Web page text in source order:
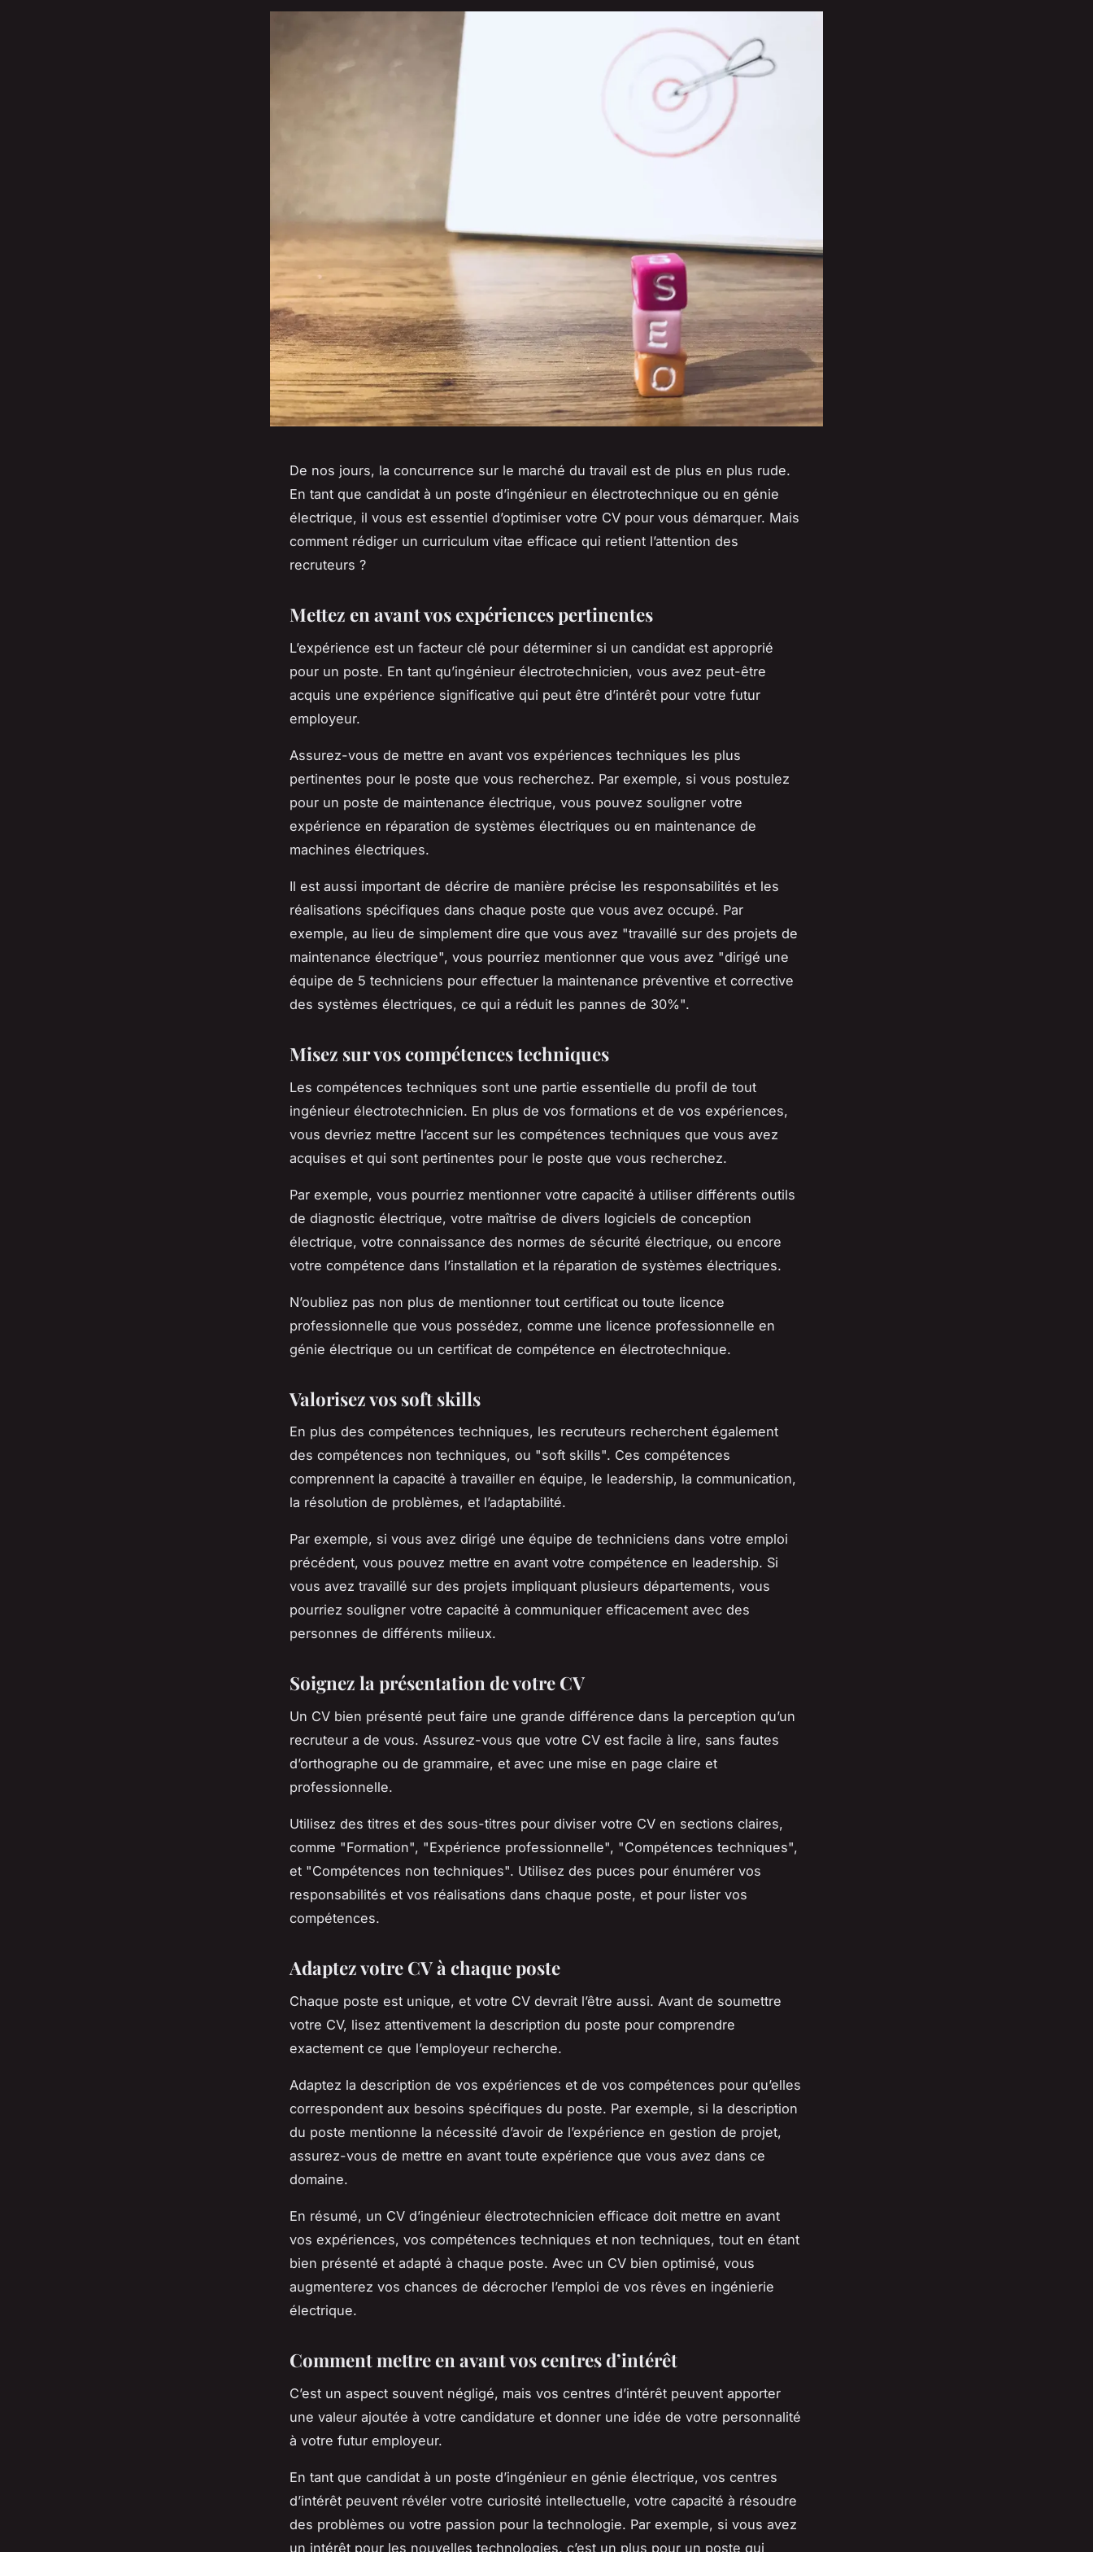
De nos jours, la concurrence sur le marché du travail est de plus en plus rude.
En tant que candidat à un poste d’ingénieur en électrotechnique ou en génie
électrique, il vous est essentiel d’optimiser votre CV pour vous démarquer. Mais
comment rédiger un curriculum vitae efficace qui retient l’attention des
recruteurs ?
Mettez en avant vos expériences pertinentes
L’expérience est un facteur clé pour déterminer si un candidat est approprié
pour un poste. En tant qu’ingénieur électrotechnicien, vous avez peut-être
acquis une expérience significative qui peut être d’intérêt pour votre futur
employeur.
Assurez-vous de mettre en avant vos expériences techniques les plus
pertinentes pour le poste que vous recherchez. Par exemple, si vous postulez
pour un poste de maintenance électrique, vous pouvez souligner votre
expérience en réparation de systèmes électriques ou en maintenance de
machines électriques.
Il est aussi important de décrire de manière précise les responsabilités et les
réalisations spécifiques dans chaque poste que vous avez occupé. Par
exemple, au lieu de simplement dire que vous avez "travaillé sur des projets de
maintenance électrique", vous pourriez mentionner que vous avez "dirigé une
équipe de 5 techniciens pour effectuer la maintenance préventive et corrective
des systèmes électriques, ce qui a réduit les pannes de 30%".
Misez sur vos compétences techniques
Les compétences techniques sont une partie essentielle du profil de tout
ingénieur électrotechnicien. En plus de vos formations et de vos expériences,
vous devriez mettre l’accent sur les compétences techniques que vous avez
acquises et qui sont pertinentes pour le poste que vous recherchez.
Par exemple, vous pourriez mentionner votre capacité à utiliser différents outils
de diagnostic électrique, votre maîtrise de divers logiciels de conception
électrique, votre connaissance des normes de sécurité électrique, ou encore
votre compétence dans l’installation et la réparation de systèmes électriques.
N’oubliez pas non plus de mentionner tout certificat ou toute licence
professionnelle que vous possédez, comme une licence professionnelle en
génie électrique ou un certificat de compétence en électrotechnique.
Valorisez vos soft skills
En plus des compétences techniques, les recruteurs recherchent également
des compétences non techniques, ou "soft skills". Ces compétences
comprennent la capacité à travailler en équipe, le leadership, la communication,
la résolution de problèmes, et l’adaptabilité.
Par exemple, si vous avez dirigé une équipe de techniciens dans votre emploi
précédent, vous pouvez mettre en avant votre compétence en leadership. Si
vous avez travaillé sur des projets impliquant plusieurs départements, vous
pourriez souligner votre capacité à communiquer efficacement avec des
personnes de différents milieux.
Soignez la présentation de votre CV
Un CV bien présenté peut faire une grande différence dans la perception qu’un
recruteur a de vous. Assurez-vous que votre CV est facile à lire, sans fautes
d’orthographe ou de grammaire, et avec une mise en page claire et
professionnelle.
Utilisez des titres et des sous-titres pour diviser votre CV en sections claires,
comme "Formation", "Expérience professionnelle", "Compétences techniques",
et "Compétences non techniques". Utilisez des puces pour énumérer vos
responsabilités et vos réalisations dans chaque poste, et pour lister vos
compétences.
Adaptez votre CV à chaque poste
Chaque poste est unique, et votre CV devrait l’être aussi. Avant de soumettre
votre CV, lisez attentivement la description du poste pour comprendre
exactement ce que l’employeur recherche.
Adaptez la description de vos expériences et de vos compétences pour qu’elles
correspondent aux besoins spécifiques du poste. Par exemple, si la description
du poste mentionne la nécessité d’avoir de l’expérience en gestion de projet,
assurez-vous de mettre en avant toute expérience que vous avez dans ce
domaine.
En résumé, un CV d’ingénieur électrotechnicien efficace doit mettre en avant
vos expériences, vos compétences techniques et non techniques, tout en étant
bien présenté et adapté à chaque poste. Avec un CV bien optimisé, vous
augmenterez vos chances de décrocher l’emploi de vos rêves en ingénierie
électrique.
Comment mettre en avant vos centres d’intérêt
C’est un aspect souvent négligé, mais vos centres d’intérêt peuvent apporter
une valeur ajoutée à votre candidature et donner une idée de votre personnalité
à votre futur employeur.
En tant que candidat à un poste d’ingénieur en génie électrique, vos centres
d’intérêt peuvent révéler votre curiosité intellectuelle, votre capacité à résoudre
des problèmes ou votre passion pour la technologie. Par exemple, si vous avez
un intérêt pour les nouvelles technologies, c’est un plus pour un poste qui